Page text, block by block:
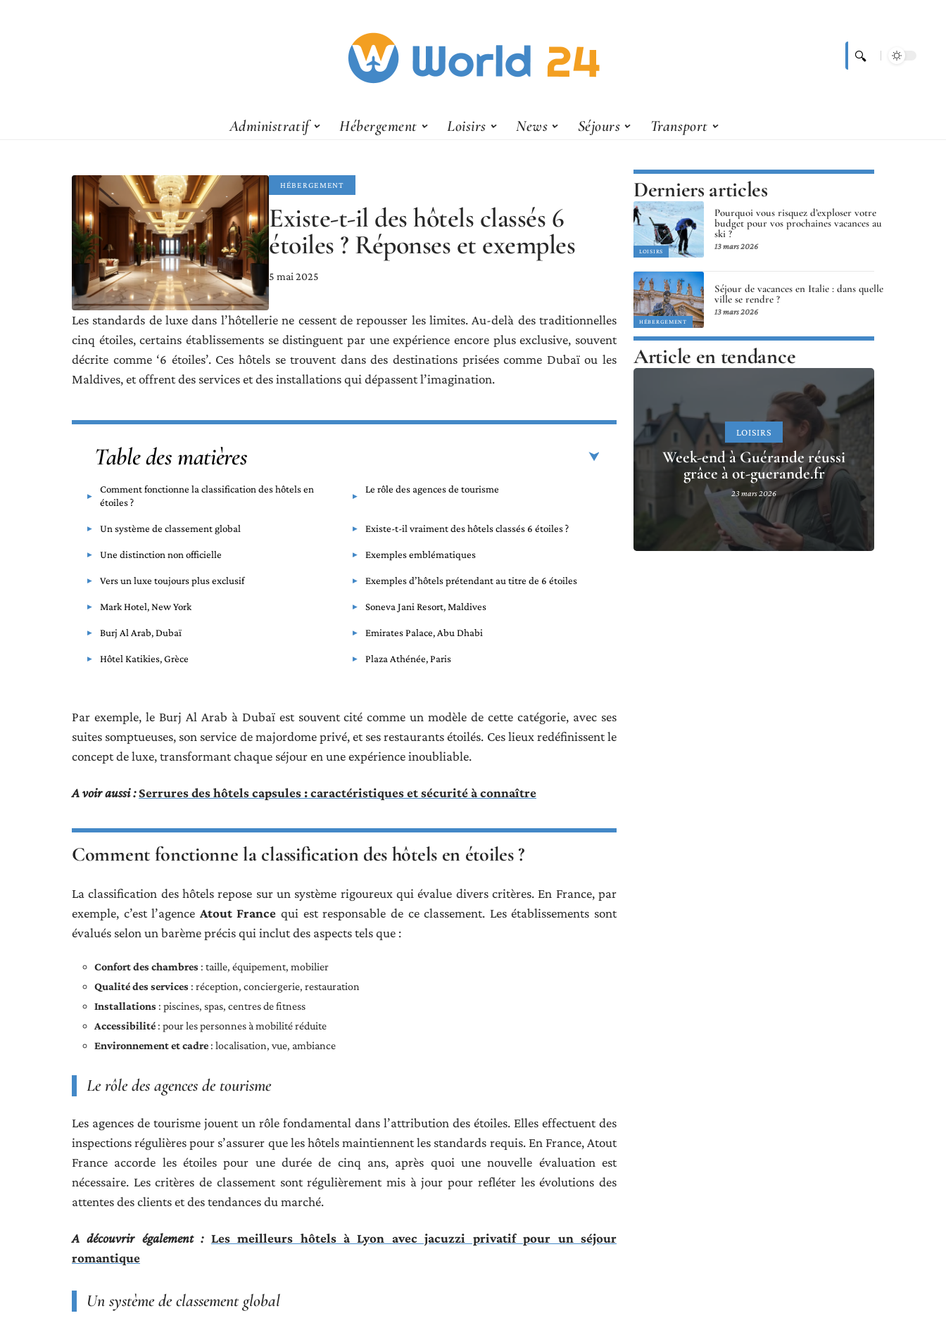
Administratif Hébergement Loisirs News Séjours Transport
HÉBERGEMENT
Existe-t-il des hôtels classés 6
étoiles ? Réponses et exemples
5 mai 2025
Les standards de luxe dans l’hôtellerie ne cessent de repousser les limites. Au-delà des traditionnelles
cinq étoiles, certains établissements se distinguent par une expérience encore plus exclusive, souvent
décrite comme ‘6 étoiles’. Ces hôtels se trouvent dans des destinations prisées comme Dubaï ou les
Maldives, et offrent des services et des installations qui dépassent l’imagination.
Table des matières
Comment fonctionne la classification des hôtels en
étoiles ?
Le rôle des agences de tourisme
Un système de classement global Existe-t-il vraiment des hôtels classés 6 étoiles ?
Une distinction non officielle Exemples emblématiques
Vers un luxe toujours plus exclusif Exemples d’hôtels prétendant au titre de 6 étoiles
Mark Hotel, New York Soneva Jani Resort, Maldives
Burj Al Arab, Dubaï Emirates Palace, Abu Dhabi
Hôtel Katikies, Grèce Plaza Athénée, Paris
Par exemple, le Burj Al Arab à Dubaï est souvent cité comme un modèle de cette catégorie, avec ses
suites somptueuses, son service de majordome privé, et ses restaurants étoilés. Ces lieux redéfinissent le
concept de luxe, transformant chaque séjour en une expérience inoubliable.
A voir aussi : Serrures des hôtels capsules : caractéristiques et sécurité à connaître
Comment fonctionne la classification des hôtels en étoiles ?
La classification des hôtels repose sur un système rigoureux qui évalue divers critères. En France, par
exemple, c’est l’agence Atout France qui est responsable de ce classement. Les établissements sont
évalués selon un barème précis qui inclut des aspects tels que :
Confort des chambres : taille, équipement, mobilier
Qualité des services : réception, conciergerie, restauration
Installations : piscines, spas, centres de fitness
Accessibilité : pour les personnes à mobilité réduite
Environnement et cadre : localisation, vue, ambiance
Le rôle des agences de tourisme
Les agences de tourisme jouent un rôle fondamental dans l’attribution des étoiles. Elles effectuent des
inspections régulières pour s’assurer que les hôtels maintiennent les standards requis. En France, Atout
France accorde les étoiles pour une durée de cinq ans, après quoi une nouvelle évaluation est
nécessaire. Les critères de classement sont régulièrement mis à jour pour refléter les évolutions des
attentes des clients et des tendances du marché.
A découvrir également : Les meilleurs hôtels à Lyon avec jacuzzi privatif pour un séjour
romantique
Un système de classement global
Derniers articles
LOISIRS
Pourquoi vous risquez d’exploser votre
budget pour vos prochaines vacances au
ski ?
13 mars 2026
HÉBERGEMENT
Séjour de vacances en Italie : dans quelle
ville se rendre ?
13 mars 2026
Article en tendance
LOISIRS
Week-end à Guérande réussi
grâce à ot-guerande.fr
23 mars 2026